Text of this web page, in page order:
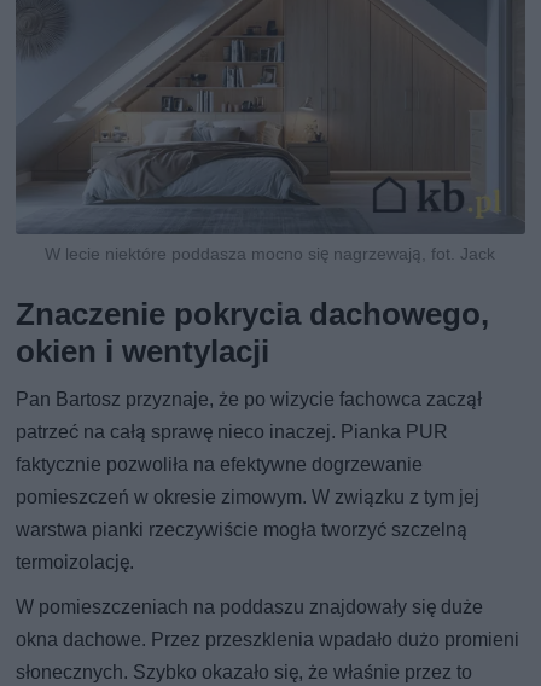
W lecie niektóre poddasza mocno się nagrzewają, fot. Jack
Znaczenie pokrycia dachowego,
okien i wentylacji
Pan Bartosz przyznaje, że po wizycie fachowca zaczął
patrzeć na całą sprawę nieco inaczej. Pianka PUR
faktycznie pozwoliła na efektywne dogrzewanie
pomieszczeń w okresie zimowym. W związku z tym jej
warstwa pianki rzeczywiście mogła tworzyć szczelną
termoizolację.
W pomieszczeniach na poddaszu znajdowały się duże
okna dachowe. Przez przeszklenia wpadało dużo promieni
słonecznych. Szybko okazało się, że właśnie przez to